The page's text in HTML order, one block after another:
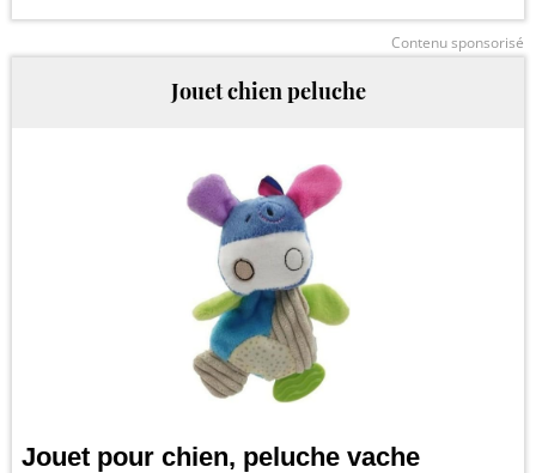
Contenu sponsorisé
Jouet chien peluche
Jouet pour chien, peluche vache